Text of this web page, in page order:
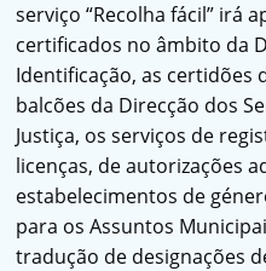
serviço “Recolha fácil” irá
certificados no âmbito da
Identificação, as certidões
balcões da Direcção dos
Justiça, os serviços de
licenças, de autorizações
estabelecimentos de
para os Assuntos
tradução de designações